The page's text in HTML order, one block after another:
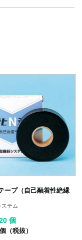
ープ（自己融着性絶縁
ステム
個
（税抜）